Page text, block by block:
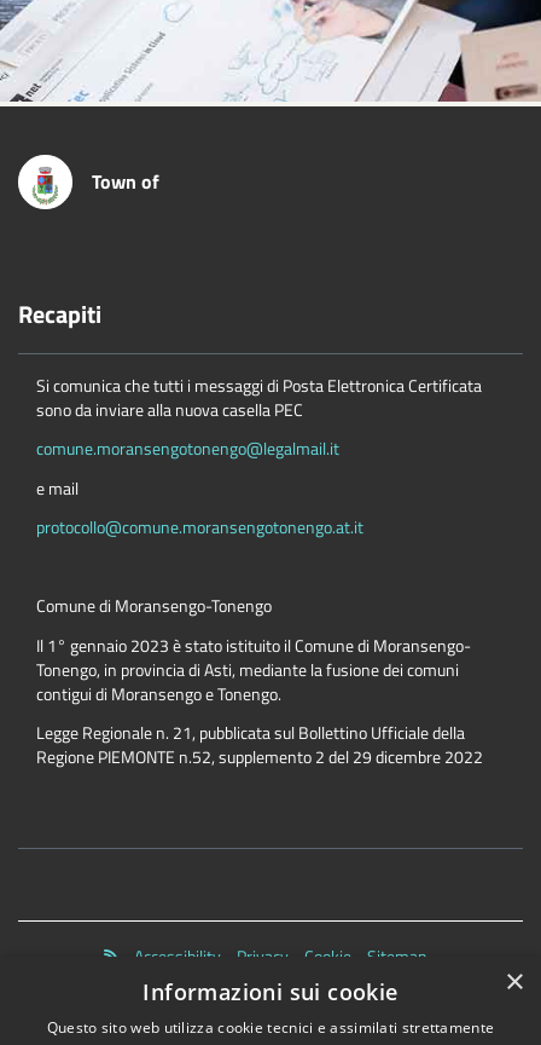
Town of
Recapiti
Si comunica che tutti i messaggi di Posta Elettronica Certificata
sono da inviare alla nuova casella PEC
comune.moransengotonengo@legalmail.it
e mail
protocollo@comune.moransengotonengo.at.it
Comune di Moransengo-Tonengo
Il 1° gennaio 2023 è stato istituito il Comune di Moransengo-
Tonengo, in provincia di Asti, mediante la fusione dei comuni
contigui di Moransengo e Tonengo.
Legge Regionale n. 21, pubblicata sul Bollettino Ufficiale della
Regione PIEMONTE n.52, supplemento 2 del 29 dicembre 2022
Accessibility Privacy Cookie
Sitemap
Dichiarazione di accessibilità
×
Informazioni sui cookie
Questo sito web utilizza cookie tecnici e assimilati strettamente